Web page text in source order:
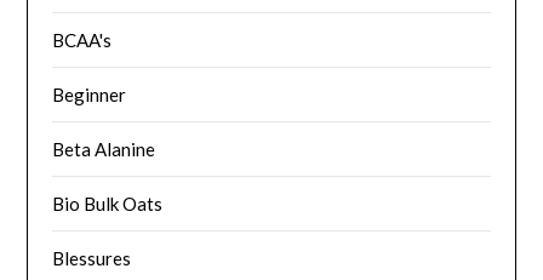
BCAA's
Beginner
Beta Alanine
Bio Bulk Oats
Blessures